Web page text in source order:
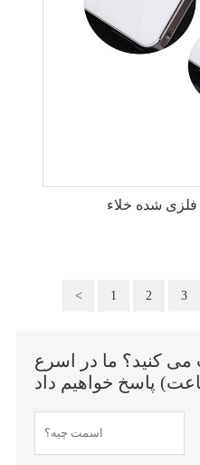
فلزی شده خلاء
< 1 2 3
می کنید؟ ما در اسرع